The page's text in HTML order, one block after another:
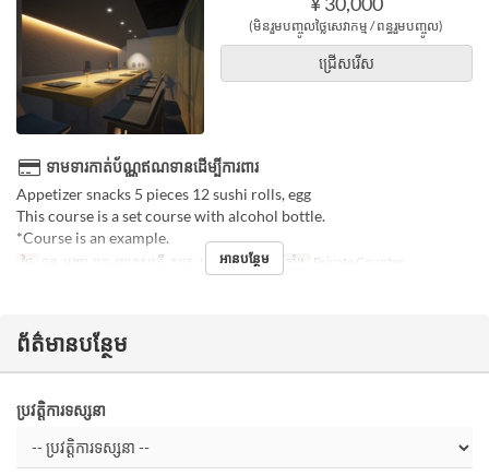
(មិនរួមបញ្ចូលថ្លៃសេវាកម្ម / ពន្ធរួមបញ្ចូល)
ជ្រើសរើស
ទាមទារកាត់ប័ណ្ណឥណទានដើម្បីការពារ
Appetizer snacks 5 pieces 12 sushi rolls, egg
This course is a set course with alcohol bottle.
*Course is an example.
ថ្ងៃ ចន្ទ, អង្គារ, ពុធ, ព្រហស្បតិ៍, សុក្រ, សៅរ៍ ប្រភេទកន្រ្ត័តាំង Private Counter
អានបន្ថែម
ព័ត៌មានបន្ថែម
ប្រវត្តិការទស្សនា